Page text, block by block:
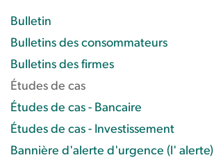
Bulletin
Bulletins des consommateurs
Bulletins des firmes
Études de cas
Études de cas - Bancaire
Études de cas - Investissement
Bannière d'alerte d'urgence (l' alerte)